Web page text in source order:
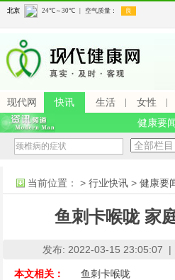
现代网 快讯 生活 女性
健康要
当前位置： >行业快讯 >健康要
鱼刺卡喉咙 家
发布: 2022-03-15 23:05:07 |
本文相关： 鱼刺卡喉咙